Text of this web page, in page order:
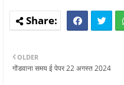
OLDER
गोंडवाना समय ई पेपर 22 अगस्त 2024